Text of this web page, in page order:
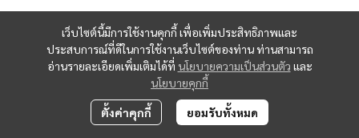
เว็บไซต์นี้มีการใช้งานคุกกี้ เพื่อเพิ่มประสิทธิภาพและ
ประสบการณ์ที่ดีในการใช้งานเว็บไซต์ของท่าน ท่านสามารถ
อ่านรายละเอียดเพิ่มเติมได้ที่ นโยบายความเป็นส่วนตัว และ
นโยบายคุกกี้
ตั้งค่าคุกกี้ ยอมรับทั้งหมด